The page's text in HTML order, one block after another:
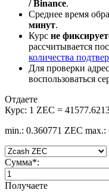
/ Binance.
Среднее время
минут.
Курс не
рассчитывается
количества
Для проверки
воспользоваться
Отдаете
Курс: 1 ZEC =
min.: 0.360771 ZEC max.:
Сумма*:
Получаете